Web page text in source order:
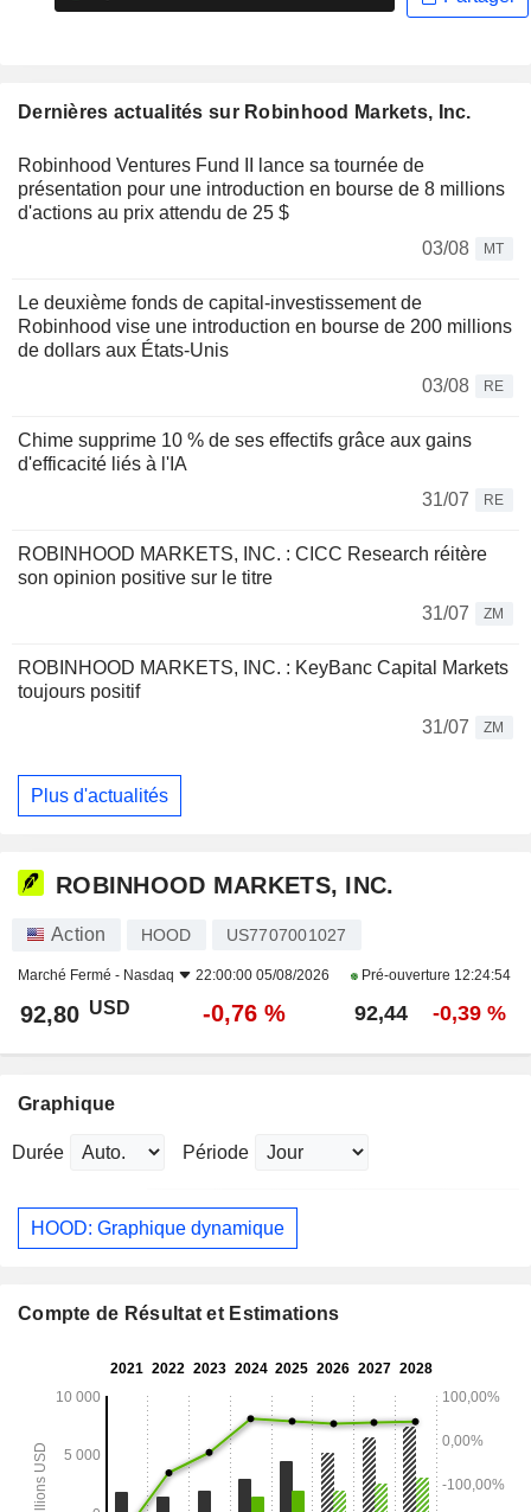
Dernières actualités sur Robinhood Markets, Inc.
Robinhood Ventures Fund II lance sa tournée de
présentation pour une introduction en bourse de 8 millions
d'actions au prix attendu de 25 $
03/08
MT
Le deuxième fonds de capital-investissement de
Robinhood vise une introduction en bourse de 200 millions
de dollars aux États-Unis
03/08
RE
Chime supprime 10 % de ses effectifs grâce aux gains
d'efficacité liés à l'IA
31/07
RE
ROBINHOOD MARKETS, INC. : CICC Research réitère
son opinion positive sur le titre
31/07
ZM
ROBINHOOD MARKETS, INC. : KeyBanc Capital Markets
toujours positif
31/07
ZM
Plus d'actualités
ROBINHOOD MARKETS, INC.
Action HOOD US7707001027
Marché Fermé - Nasdaq 22:00:00 05/08/2026 Pré-ouverture 12:24:54
92,80 USD -0,76 % 92,44 -0,39 %
Graphique
Durée Période
HOOD: Graphique dynamique
Compte de Résultat et Estimations